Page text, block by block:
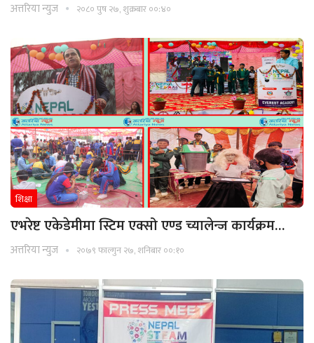
अत्तरिया न्युज २०८० पुष २७, शुक्रबार ००:४०
शिक्षा
एभरेष्ट एकेडेमीमा स्टिम एक्सो एण्ड च्यालेन्ज कार्यक्रम…
अत्तरिया न्युज २०७९ फाल्गुन २७, शनिबार ००:१०